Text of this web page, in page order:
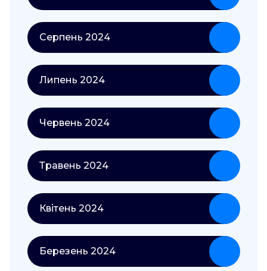
Серпень 2024
Липень 2024
Червень 2024
Травень 2024
Квітень 2024
Березень 2024